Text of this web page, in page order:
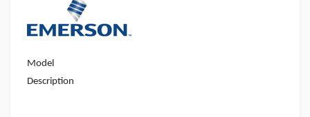
Model
Description